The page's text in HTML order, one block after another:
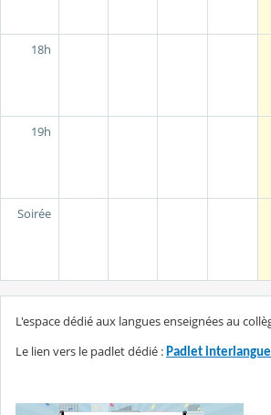
18h
19h
Soirée
L'espace dédié aux langues enseignées au
Le lien vers le padlet dédié : Padlet